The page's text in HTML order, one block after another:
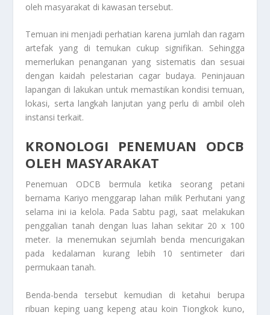
oleh masyarakat di kawasan tersebut.
Temuan ini menjadi perhatian karena jumlah dan ragam
artefak yang di temukan cukup signifikan. Sehingga
memerlukan penanganan yang sistematis dan sesuai
dengan kaidah pelestarian cagar budaya. Peninjauan
lapangan di lakukan untuk memastikan kondisi temuan,
lokasi, serta langkah lanjutan yang perlu di ambil oleh
instansi terkait.
KRONOLOGI PENEMUAN ODCB
OLEH MASYARAKAT
Penemuan ODCB bermula ketika seorang petani
bernama Kariyo menggarap lahan milik Perhutani yang
selama ini ia kelola. Pada Sabtu pagi, saat melakukan
penggalian tanah dengan luas lahan sekitar 20 x 100
meter. Ia menemukan sejumlah benda mencurigakan
pada kedalaman kurang lebih 10 sentimeter dari
permukaan tanah.
Benda-benda tersebut kemudian di ketahui berupa
ribuan keping uang kepeng atau koin Tiongkok kuno,